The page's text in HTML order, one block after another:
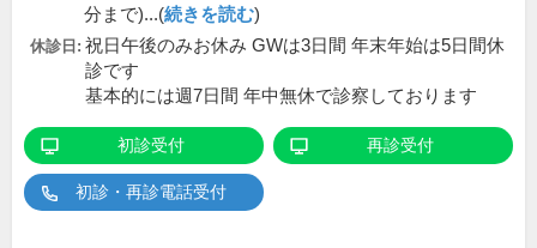
分まで)...(続きを読む)
休診日: 祝日午後のみお休み GWは3日間 年末年始は5日間休
診です
基本的には週7日間 年中無休で診察しております
初診受付 再診受付
初診・再診電話受付